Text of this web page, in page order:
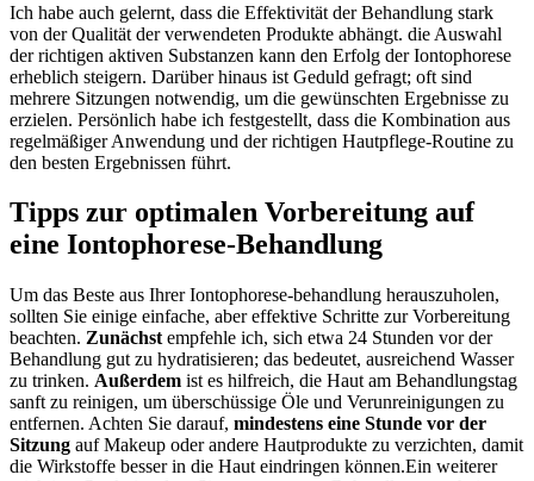
Ich habe auch gelernt, dass die Effektivität der Behandlung stark
von der Qualität der verwendeten Produkte abhängt. die Auswahl
der richtigen aktiven Substanzen kann den Erfolg der Iontophorese
erheblich steigern. Darüber hinaus ist Geduld gefragt; oft sind
mehrere Sitzungen notwendig, um die gewünschten Ergebnisse zu
erzielen. Persönlich habe ich festgestellt, dass die Kombination aus
regelmäßiger Anwendung und der richtigen Hautpflege-Routine zu
den besten Ergebnissen führt.
Tipps zur optimalen Vorbereitung auf
eine Iontophorese-Behandlung
Um das Beste aus Ihrer Iontophorese-behandlung herauszuholen,
sollten Sie einige einfache, aber effektive Schritte zur Vorbereitung
beachten. Zunächst empfehle ich, sich etwa 24 Stunden vor der
Behandlung gut zu hydratisieren; das bedeutet, ausreichend Wasser
zu trinken. Außerdem ist es hilfreich, die Haut am Behandlungstag
sanft zu reinigen, um überschüssige Öle und Verunreinigungen zu
entfernen. Achten Sie darauf, mindestens eine Stunde vor der
Sitzung auf Makeup oder andere Hautprodukte zu verzichten, damit
die Wirkstoffe besser in die Haut eindringen können.Ein weiterer